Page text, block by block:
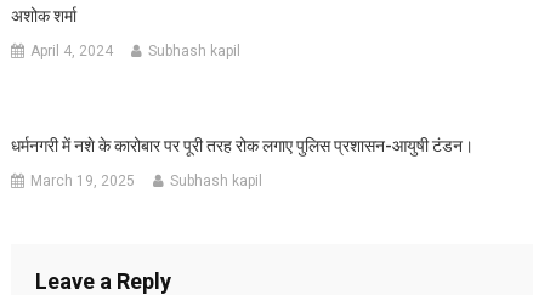
अशोक शर्मा
April 4, 2024 Subhash kapil
धर्मनगरी में नशे के कारोबार पर पूरी तरह रोक लगाए पुलिस प्रशासन-आयुषी टंडन।
March 19, 2025 Subhash kapil
Leave a Reply